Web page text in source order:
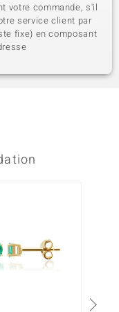
votre commande, s'il
service client par
fixe) en composant